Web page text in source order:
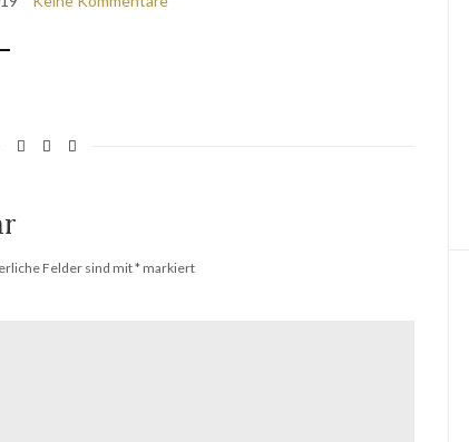
Felder sind mit*markiert